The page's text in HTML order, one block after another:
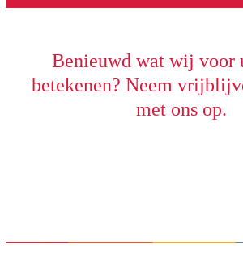
Benieuwd wat wij voor
betekenen? Neem
met ons op.